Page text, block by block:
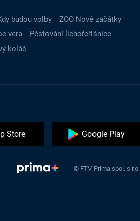
budou volby
ZOO Nové začátky
vera
Pěstování lichořeřišnice
koláč
Store Google Play
© FTV Prima spol. s r.o.